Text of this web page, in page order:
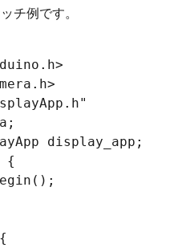
チ例です。
display_app;
{